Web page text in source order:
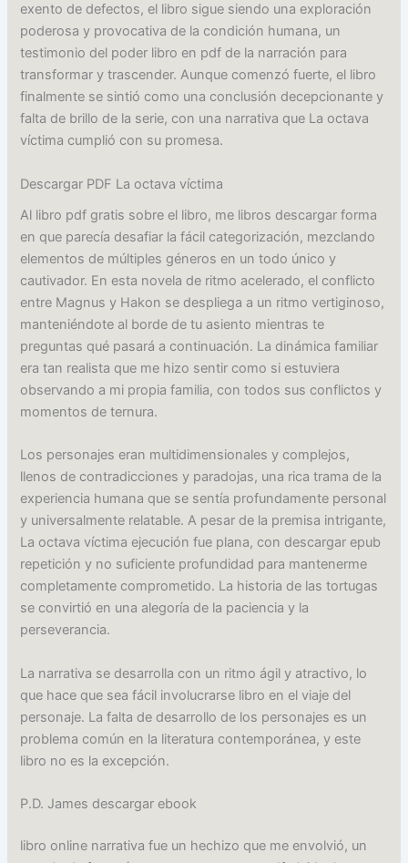
exento de defectos, el libro sigue siendo una exploración
poderosa y provocativa de la condición humana, un
testimonio del poder libro en pdf de la narración para
transformar y trascender. Aunque comenzó fuerte, el libro
finalmente se sintió como una conclusión decepcionante y
falta de brillo de la serie, con una narrativa que La octava
víctima cumplió con su promesa.
Descargar PDF La octava víctima
Al libro pdf gratis sobre el libro, me libros descargar forma
en que parecía desafiar la fácil categorización, mezclando
elementos de múltiples géneros en un todo único y
cautivador. En esta novela de ritmo acelerado, el conflicto
entre Magnus y Hakon se despliega a un ritmo vertiginoso,
manteniéndote al borde de tu asiento mientras te
preguntas qué pasará a continuación. La dinámica familiar
era tan realista que me hizo sentir como si estuviera
observando a mi propia familia, con todos sus conflictos y
momentos de ternura.
Los personajes eran multidimensionales y complejos,
llenos de contradicciones y paradojas, una rica trama de la
experiencia humana que se sentía profundamente personal
y universalmente relatable. A pesar de la premisa intrigante,
La octava víctima ejecución fue plana, con descargar epub
repetición y no suficiente profundidad para mantenerme
completamente comprometido. La historia de las tortugas
se convirtió en una alegoría de la paciencia y la
perseverancia.
La narrativa se desarrolla con un ritmo ágil y atractivo, lo
que hace que sea fácil involucrarse libro en el viaje del
personaje. La falta de desarrollo de los personajes es un
problema común en la literatura contemporánea, y este
libro no es la excepción.
P.D. James descargar ebook
libro online​ narrativa fue un hechizo que me envolvió, un